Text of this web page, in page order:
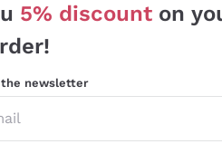
5% discount on
the newsletter